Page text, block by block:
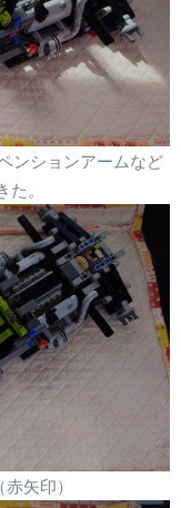
ンションアームなど
。
矢印）